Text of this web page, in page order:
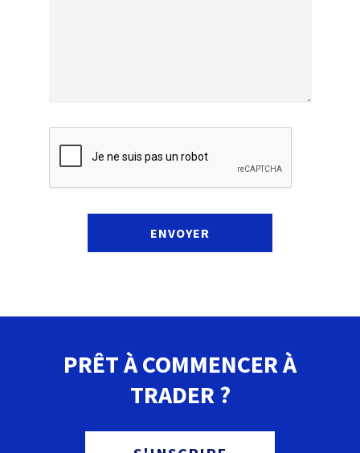
ENVOYER
PRÊT À COMMENCER À
TRADER ?